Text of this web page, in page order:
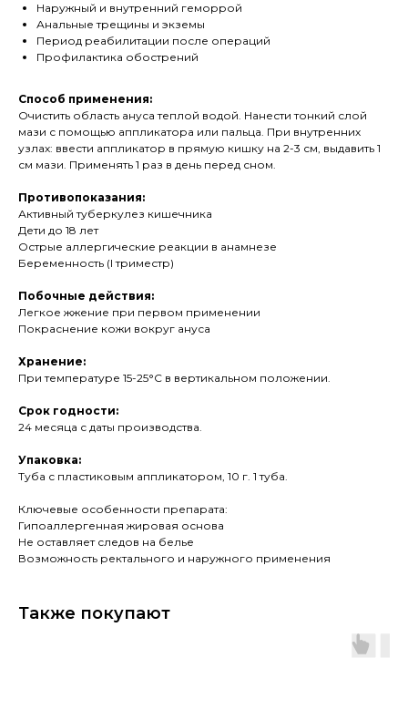
Наружный и внутренний геморрой
Анальные трещины и экземы
Период реабилитации после операций
Профилактика обострений
Способ применения:
Очистить область ануса теплой водой. Нанести тонкий слой
мази с помощью аппликатора или пальца. При внутренних
узлах: ввести аппликатор в прямую кишку на 2-3 см, выдавить 1
см мази. Применять 1 раз в день перед сном.
Противопоказания:
Активный туберкулез кишечника
Дети до 18 лет
Острые аллергические реакции в анамнезе
Беременность (I триместр)
Побочные действия:
Легкое жжение при первом применении
Покраснение кожи вокруг ануса
Хранение:
При температуре 15-25°C в вертикальном положении.
Срок годности:
24 месяца с даты производства.
Упаковка:
Туба с пластиковым аппликатором, 10 г. 1 туба.
Ключевые особенности препарата:
Гипоаллергенная жировая основа
Не оставляет следов на белье
Возможность ректального и наружного применения
Также покупают